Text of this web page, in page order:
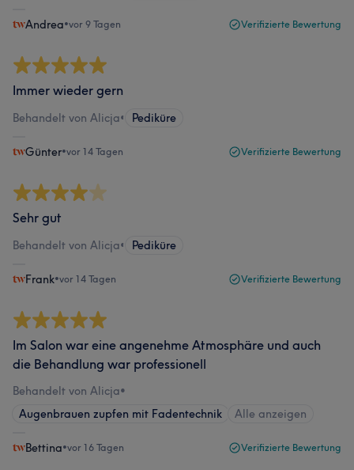
Andrea•vor 9 Tagen Verifizierte Bewertung
Immer wieder gern
Behandelt von Alicja• Pediküre
Günter•vor 14 Tagen Verifizierte Bewertung
Sehr gut
Behandelt von Alicja• Pediküre
Frank•vor 14 Tagen Verifizierte Bewertung
Im Salon war eine angenehme Atmosphäre und auch
die Behandlung war professionell
Behandelt von Alicja•
Augenbrauen zupfen mit Fadentechnik
Alle anzeigen
Bettina•vor 16 Tagen Verifizierte Bewertung